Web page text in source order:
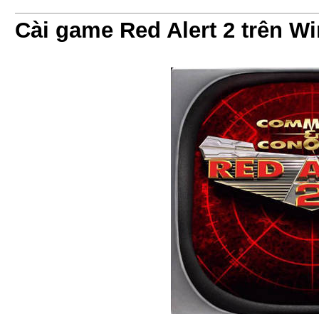
Cài game Red Alert 2 trên